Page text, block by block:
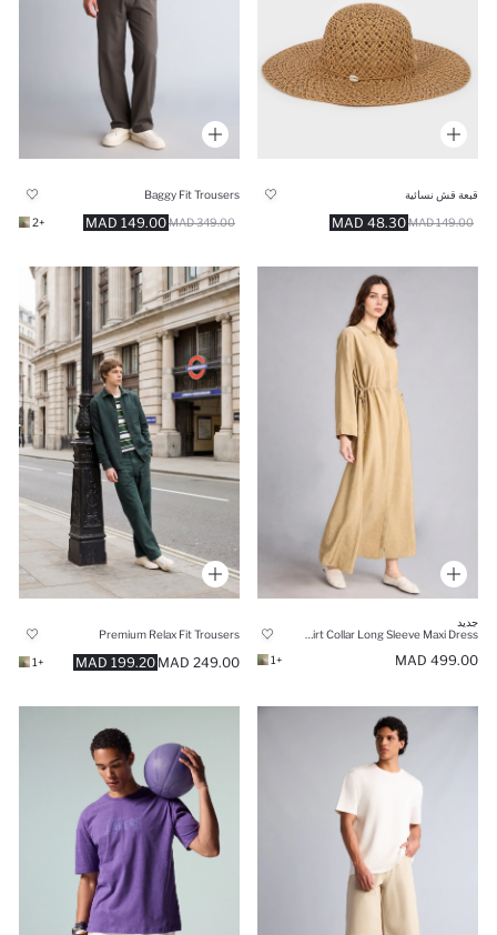
قبعة قش نسائية
48.30 MAD 149.00 MAD
Baggy Fit Trousers
149.00 MAD 349.00 MAD
+2
جديد
499.00 MAD
+1
Premium Relax Fit Trousers
199.20 MAD 249.00 MAD
+1